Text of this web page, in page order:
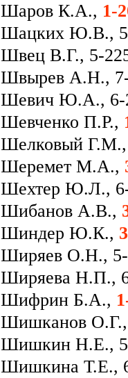
Шаров К.А., 1-
Шацких Ю.В.,
Швец В.Г., 5-
Швырев А.Н.,
Шевич Ю.А., 6-
Шевченко П.Р.,
Шелковый
Шеремет М.А.,
Шехтер Ю.Л.,
Шибанов А.В.,
Шиндер Ю.К.,
Ширяев О.Н.,
Ширяева Н.П.,
Шифрин Б.А.,
Шишканов О.Г.,
Шишкин Н.Е.,
Шишкина Т.Е.,